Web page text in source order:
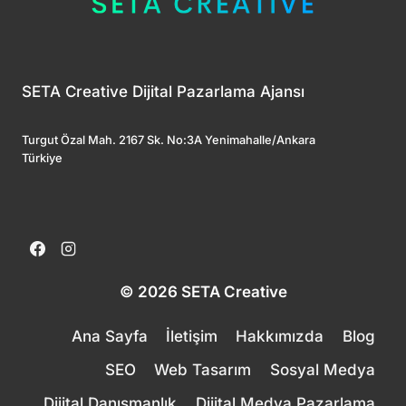
SETA Creative Dijital Pazarlama Ajansı
Turgut Özal Mah. 2167 Sk. No:3A Yenimahalle/Ankara
Türkiye
© 2026 SETA Creative
Ana Sayfa İletişim Hakkımızda
Blog
SEO
Web Tasarım
Sosyal Medya